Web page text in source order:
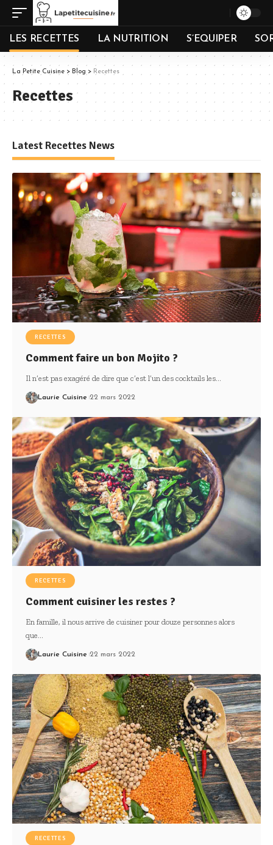
LES RECETTES LA NUTRITION S’EQUIPER
La Petite Cuisine > Blog > Recettes
Recettes
Latest Recettes News
RECETTES
Comment faire un bon Mojito ?
Il n’est pas exagéré de dire que c’est l’un des cocktails les…
Laurie Cuisine 22 mars 2022
RECETTES
Comment cuisiner les restes ?
En famille, il nous arrive de cuisiner pour douze personnes alors
que…
Laurie Cuisine 22 mars 2022
RECETTES